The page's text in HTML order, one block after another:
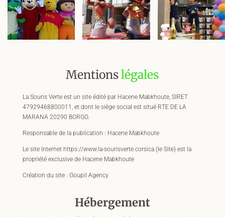
Mentionslégales
La Souris Verte est un site édité par Hacene Mabkhoute, SIRET
47929468800011 , et dont le siège social est situé RTE DE LA
MARANA 20290 BORGO.
Responsable de la publication : Hacene Mabkhoute
Le site Internet https://www.la-sourisverte.corsica (le Site) est la
propriété exclusive de Hacene Mabkhoute
Création du site : Goupil Agency
Hébergement